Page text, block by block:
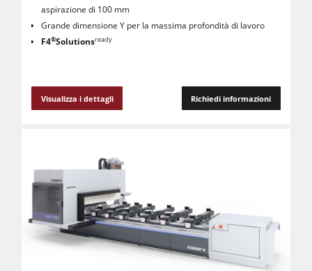
aspirazione di 100 mm
Grande dimensione Y per la massima profondità di lavoro
F4®Solutionsready
Visualizza i dettagli Richiedi informazioni